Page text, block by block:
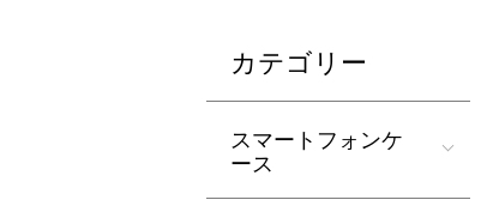
カテゴリー
スマートフォンケ
ース